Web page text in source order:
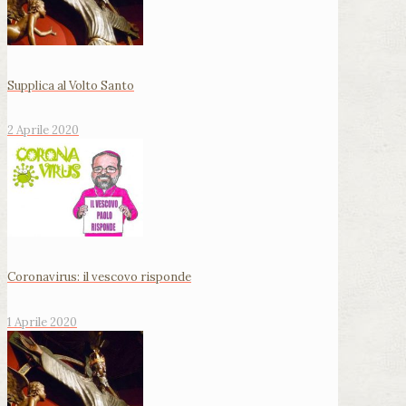
Supplica al Volto Santo
2 Aprile 2020
Coronavirus: il vescovo risponde
1 Aprile 2020